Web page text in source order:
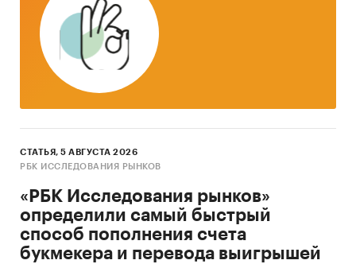
СТАТЬЯ, 5 АВГУСТА 2026
РБК ИССЛЕДОВАНИЯ РЫНКОВ
«РБК Исследования рынков»
определили самый быстрый
способ пополнения счета
букмекера и перевода выигрышей